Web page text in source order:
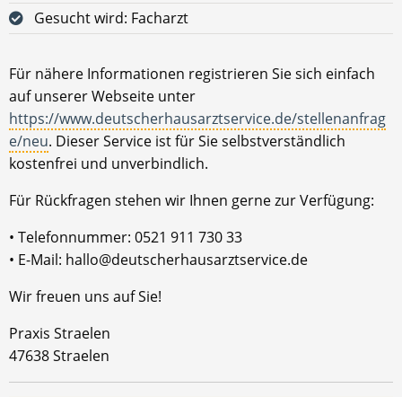
Gesucht wird: Facharzt
Für nähere Informationen registrieren Sie sich einfach
auf unserer Webseite unter
https://www.deutscherhausarztservice.de/stellenanfrag
e/neu. Dieser Service ist für Sie selbstverständlich
kostenfrei und unverbindlich.
Für Rückfragen stehen wir Ihnen gerne zur Verfügung:
• Telefonnummer: 0521 911 730 33
• E-Mail: hallo@deutscherhausarztservice.de
Wir freuen uns auf Sie!
Praxis Straelen
47638 Straelen